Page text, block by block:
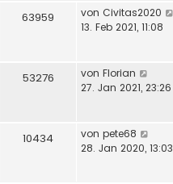
63959 von Civitas2020
13. Feb 2021, 11:08
53276 von Florian
27. Jan 2021, 23:26
10434 von pete68
28. Jan 2020, 13:03